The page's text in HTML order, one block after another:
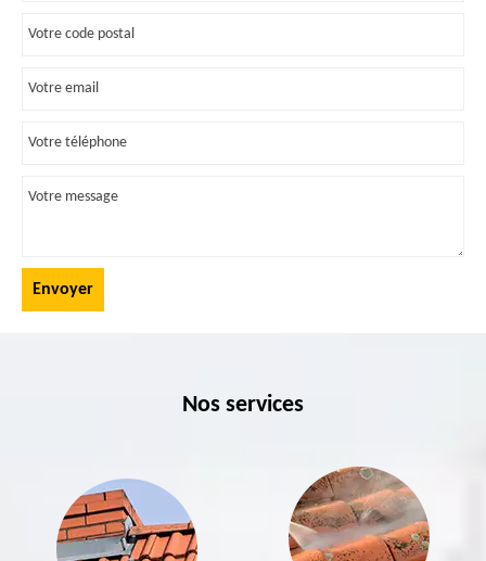
Nos services